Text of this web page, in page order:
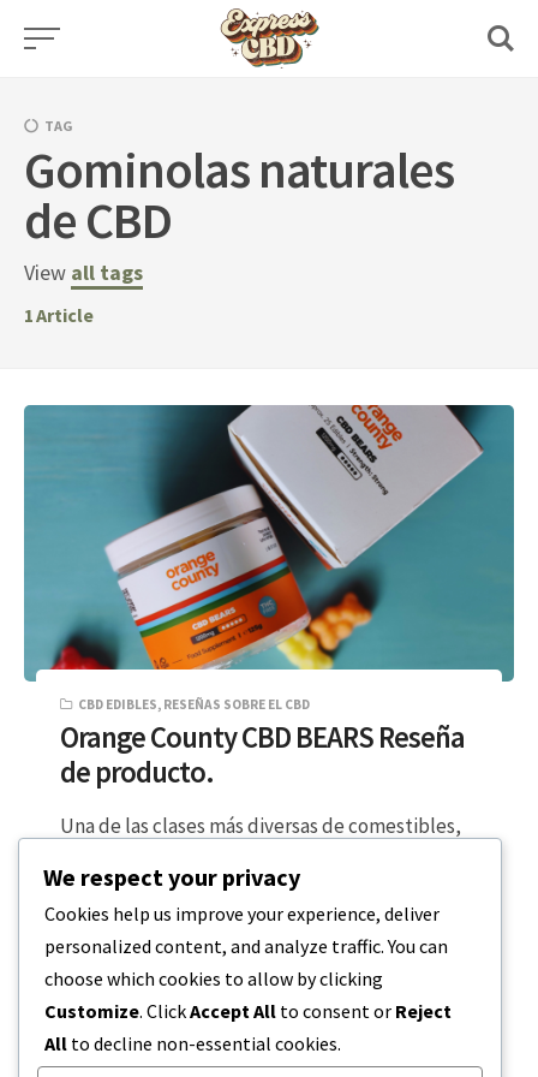
Skip
TAG
Gominolas naturales
de CBD
View all tags
1Article
CBD EDIBLES, RESEÑAS SOBRE EL CBD
Orange County CBD BEARS Reseña
de producto.
Una de las clases más diversas de comestibles,
CBD más popular…
LECTURA DE 2 MINUTOS 19 DE FEBRERO DE 2024
We respect your privacy
Cookies help us improve your experience, deliver
personalized content, and analyze traffic. You can
choose which cookies to allow by clicking
Customize. ClickAccept All to consent or Reject
All to decline non-essential cookies.